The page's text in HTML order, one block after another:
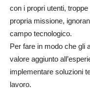
con i propri utenti,
propria missione,
campo tecnologico.
Per fare in modo che gli
valore aggiunto
implementare soluzioni
lavoro.